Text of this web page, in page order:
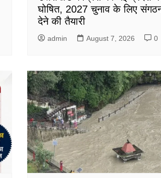
घोषित, 2027 चुनाव के लिए
देने की तैयारी
admin August 7, 2026 0